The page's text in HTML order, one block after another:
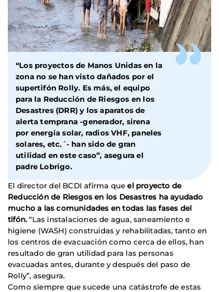
“Los proyectos de Manos Unidas en la
zona no se han visto dañados por el
supertifón Rolly. Es más, el equipo
para la Reducción de Riesgos en los
Desastres (DRR) y los aparatos de
alerta temprana -generador, sirena
por energía solar, radios VHF, paneles
solares, etc.´- han sido de gran
utilidad en este caso”, asegura el
padre Lobrigo.
El director del BCDI afirma queel proyecto de
Reducción de Riesgos en los Desastres ha ayudado
mucho a las comunidades en todas las fases del
tifón.“Las instalaciones de agua, saneamiento e
higiene (WASH) construidas y rehabilitadas, tanto en
los centros de evacuación como cerca de ellos, han
resultado de gran utilidad para las personas
evacuadas antes, durante y después del paso de
Rolly”, asegura.
Como siempre que sucede una catástrofe de estas